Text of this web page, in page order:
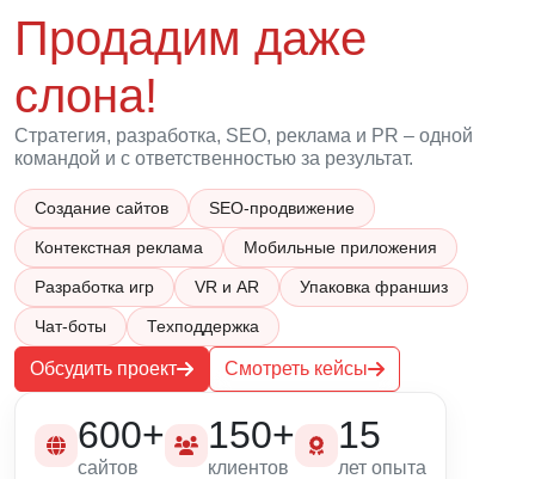
Продадим даже
слона!
Стратегия, разработка, SEO, реклама и PR – одной
командой и с ответственностью за результат.
Создание сайтов SEO-продвижение
Контекстная реклама Мобильные приложения
Разработка игр VR и AR Упаковка франшиз
Чат-боты Техподдержка
Обсудить проект Смотреть кейсы
600+
сайтов
150+
клиентов
15
лет опыта